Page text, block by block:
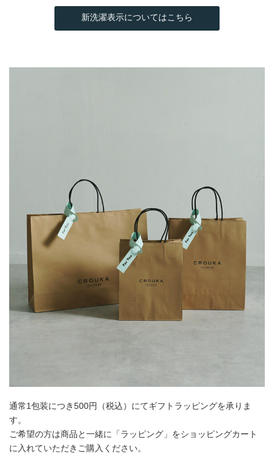
新洗濯表示についてはこちら
通常1包装につき500円（税込）にてギフトラッピングを承りま
す。
ご希望の方は商品と一緒に「ラッピング」をショッピングカート
に入れていただきご購入ください。